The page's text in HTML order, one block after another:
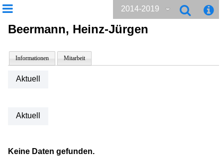
2014-2019
Beermann, Heinz-Jürgen
Informationen Mitarbeit
Aktuell
Aktuell
Keine Daten gefunden.